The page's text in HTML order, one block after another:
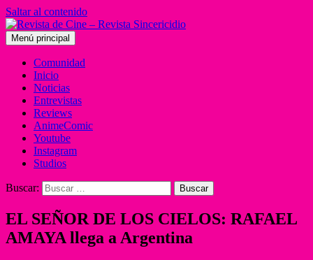
Saltar al contenido
Menú principal
Comunidad
Inicio
Noticias
Entrevistas
Reviews
AnimeComic
Youtube
Instagram
Studios
Buscar:
EL SEÑOR DE LOS CIELOS: RAFAEL
AMAYA llega a Argentina